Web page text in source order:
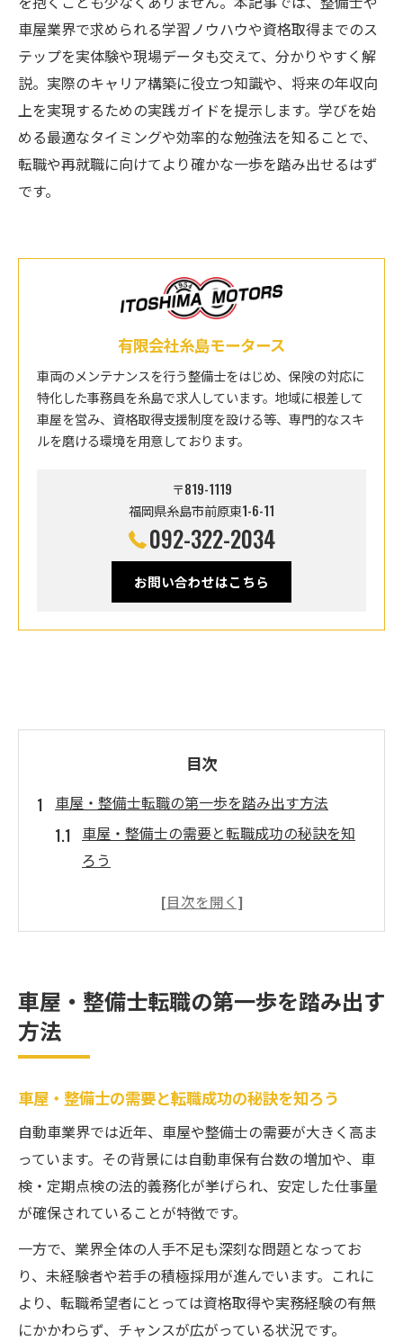
車屋業界で求められる学習ノウハウや資格取得までのス
テップを実体験や現場データも交えて、分かりやすく解
説。実際のキャリア構築に役立つ知識や、将来の年収向
上を実現するための実践ガイドを提示します。学びを始
める最適なタイミングや効率的な勉強法を知ることで、
転職や再就職に向けてより確かな一歩を踏み出せるはず
です。
有限会社糸島モータース
車両のメンテナンスを行う整備士をはじめ、保険の対応に
特化した事務員を糸島で求人しています。地域に根差して
車屋を営み、資格取得支援制度を設ける等、専門的なスキ
ルを磨ける環境を用意しております。
〒819-1119
福岡県糸島市前原東1-6-11
092-322-2034
お問い合わせはこちら
目次
車屋・整備士転職の第一歩を踏み出す方法
車屋・整備士の需要と転職成功の秘訣を知
ろう
未経験から車屋・整備士へ転職するコツと
業界の人手不足と車屋・整備士転職のチャ
車屋・整備士の実務で求められるスキルを
理解
自動車整備士資格へ効率的に学ぶコツ
車屋・整備士資格取得に最適な学習計画と
は
自動車整備士の勉強法と効率アップの秘訣
車屋・整備士に役立つ勉強アプリ・本の活
用法
整備士資格取得のための独学テクニックを
解説
車屋・整備士転職の第一歩を踏み出す
方法
車屋・整備士の需要と転職成功の秘訣を知ろう
自動車業界では近年、車屋や整備士の需要が大きく高ま
っています。その背景には自動車保有台数の増加や、車
検・定期点検の法的義務化が挙げられ、安定した仕事量
が確保されていることが特徴です。
一方で、業界全体の人手不足も深刻な問題となってお
り、未経験者や若手の積極採用が進んでいます。これに
より、転職希望者にとっては資格取得や実務経験の有無
にかかわらず、チャンスが広がっている状況です。